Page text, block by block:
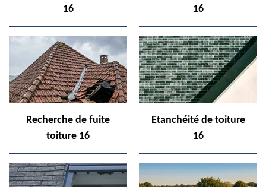
16
16
Recherche de fuite
toiture 16
Etanchéité de toiture
16